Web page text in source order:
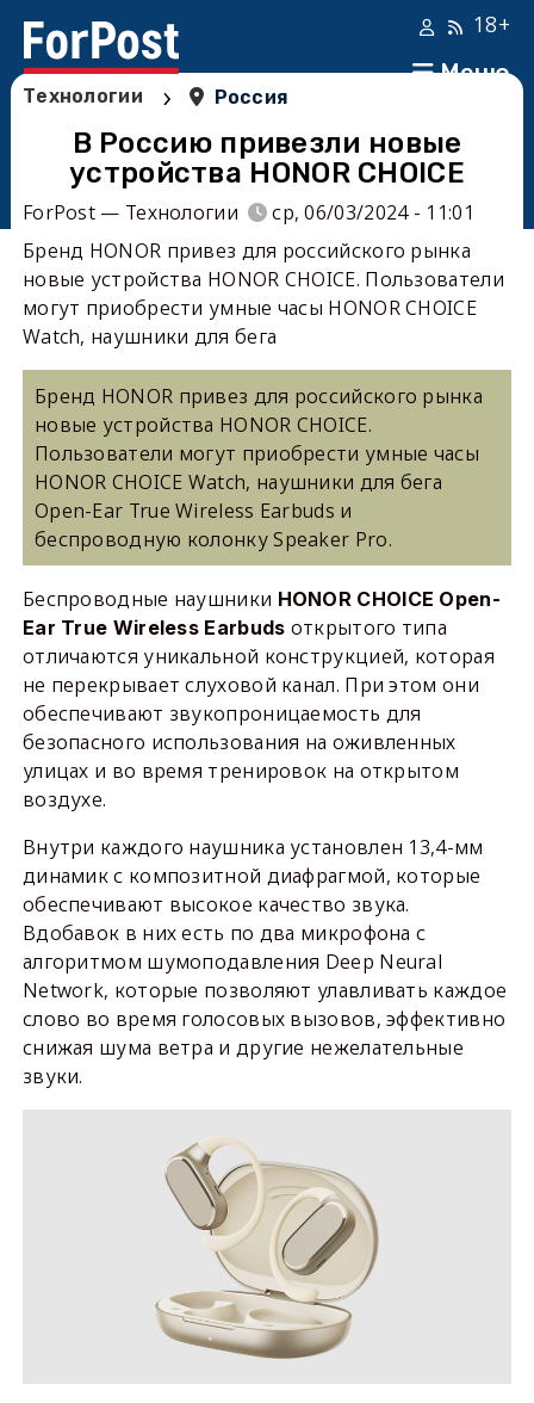
Меню
18+
Технологии › Россия
В Россию привезли новые
устройства HONOR CHOICE
ForPost — Технологии
ср, 06/03/2024 - 11:01
Бренд HONOR привез для российского рынка
новые устройства HONOR CHOICE. Пользователи
могут приобрести умные часы HONOR CHOICE
Watch, наушники для бега
Бренд HONOR привез для российского рынка
новые устройства HONOR CHOICE.
Пользователи могут приобрести умные часы
HONOR CHOICE Watch, наушники для бега
Open-Ear True Wireless Earbuds и
беспроводную колонку Speaker Pro.
Беспроводные наушники HONOR CHOICE Open-
Ear True Wireless Earbuds открытого типа
отличаются уникальной конструкцией, которая
не перекрывает слуховой канал. При этом они
обеспечивают звукопроницаемость для
безопасного использования на оживленных
улицах и во время тренировок на открытом
воздухе.
Внутри каждого наушника установлен 13,4-мм
динамик с композитной диафрагмой, которые
обеспечивают высокое качество звука.
Вдобавок в них есть по два микрофона с
алгоритмом шумоподавления Deep Neural
Network, которые позволяют улавливать каждое
слово во время голосовых вызовов, эффективно
снижая шума ветра и другие нежелательные
звуки.